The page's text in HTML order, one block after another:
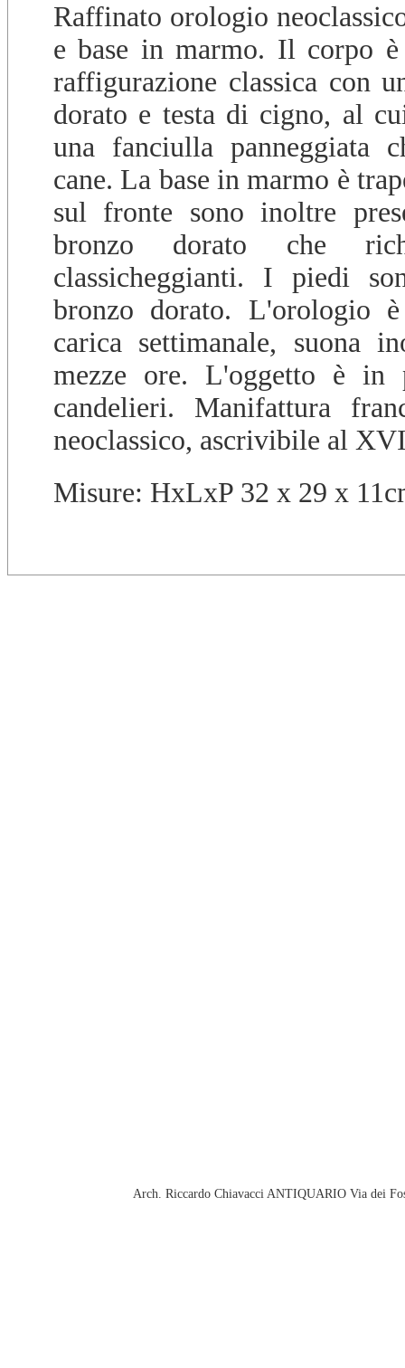
Raffinato orologio
e base in marmo. Il corpo
raffigurazione classica con
dorato e testa di cigno, al
una fanciulla panneggiata
cane. La base in marmo è
sul fronte sono inoltre
bronzo dorato che
classicheggianti. I piedi
bronzo dorato. L'orologio
carica settimanale, suona
mezze ore. L'oggetto è in
candelieri. Manifattura
neoclassico, ascrivibile al
Misure: HxLxP 32 x 29 x
Arch. Riccardo Chiavacci ANTIQUARIO Via dei